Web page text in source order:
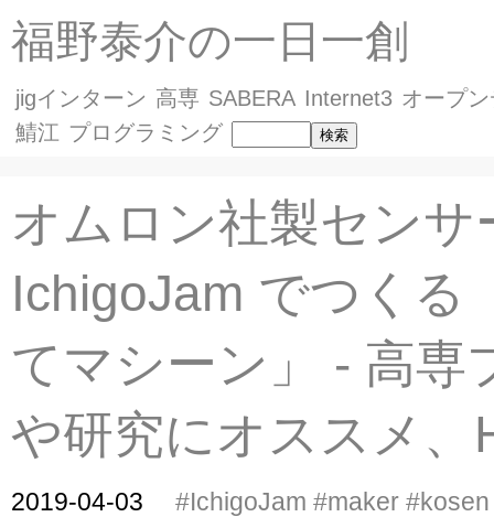
福野泰介の一日一創
jigインターン 高専 SABERA Internet3 オープ
鯖江 プログラミング
オムロン社製センサ
IchigoJam でつくる
てマシーン」 - 高専
や研究にオススメ、
2019-04-03 #IchigoJam #maker #kosen